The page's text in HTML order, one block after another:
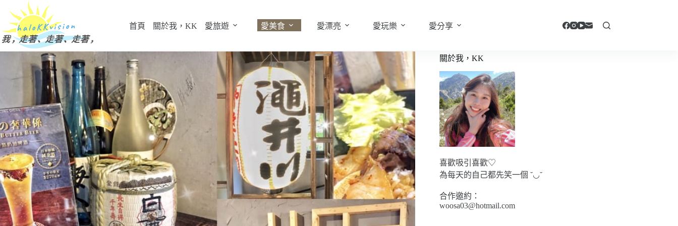
主
要
首頁 關於我，KK 愛旅遊 愛美食 愛漂亮 愛玩樂 愛分享
關於我，KK
喜歡吸引喜歡♡
為每天的自己都先笑一個 ˘◡˘
合作邀約：
woosa03@hotmail.com